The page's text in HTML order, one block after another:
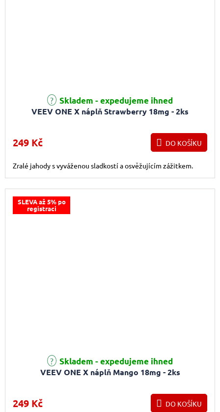
VEEV ONE X náplň Strawberry 18mg - 2ks
Průměrné hodnocení produktu je 5,0 z 5 hvězdiček.
Skladem - expedujeme ihned
249 Kč DO KOŠÍKU
Zralé jahody s vyváženou sladkostí a osvěžujícím zážitkem.
SLEVA až 5% po
registraci
VEEV ONE X náplň Mango 18mg - 2ks
Skladem - expedujeme ihned
249 Kč DO KOŠÍKU